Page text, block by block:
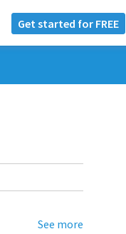
Get started for FREE
See more